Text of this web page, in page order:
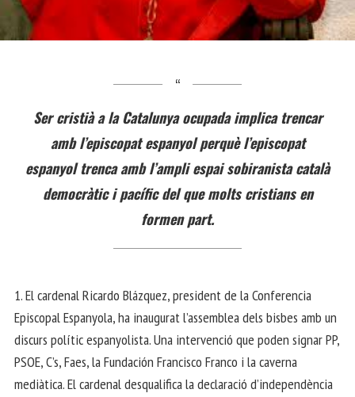
Ser cristià a la Catalunya ocupada implica trencar
amb l’episcopat espanyol perquè l’episcopat
espanyol trenca amb l’ampli espai sobiranista català
democràtic i pacífic del que molts cristians en
formen part.
1. El cardenal Ricardo Blázquez, president de la Conferencia
Episcopal Espanyola, ha inaugurat l’assemblea dels bisbes amb un
discurs polític espanyolista. Una intervenció que poden signar PP,
PSOE, C’s, Faes, la Fundación Francisco Franco i la caverna
mediàtica. El cardenal desqualifica la declaració d’independència